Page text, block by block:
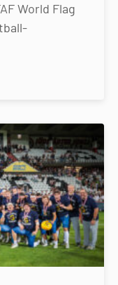
World Flag